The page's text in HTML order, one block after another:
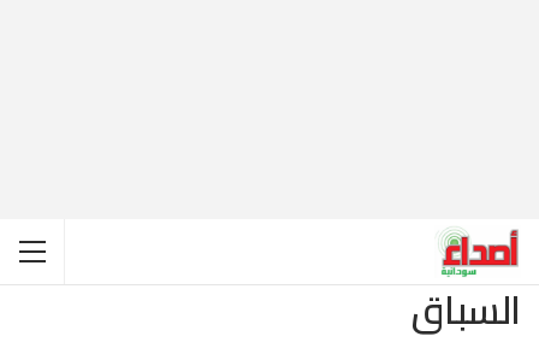
السباق